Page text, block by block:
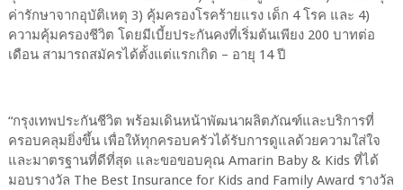
ค่ารักษาจากอุบัติเหตุ 3) คุ้มครองโรคร้ายแรง เด็ก 4 โรค และ 4)
ความคุ้มครองชีวิต โดยมีเบี้ยประกันคงที่เริ่มต้นเพียง 200 บาทต่อ
เดือน สามารถสมัครได้ตั้งแต่แรกเกิด – อายุ 14 ปี
“กรุงเทพประกันชีวิต พร้อมเดินหน้าพัฒนาผลิตภัณฑ์และบริการที่
ครอบคลุมยิ่งขึ้น เพื่อให้ทุกครอบครัวได้รับการดูแลด้วยความใส่ใจ
และมาตรฐานที่ดีที่สุด และขอขอบคุณ Amarin Baby & Kids ที่ได้
มอบรางวัล The Best Insurance for Kids and Family Award รางวัล